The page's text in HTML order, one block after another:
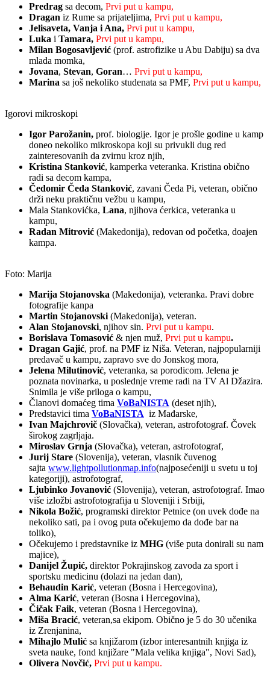
Predrag sa decom, Prvi put u kampu,
Dragan iz Rume sa prijateljima, Prvi put u kampu,
Jelisaveta, Vanja i Ana, Prvi put u kampu,
Luka i Tamara, Prvi put u kampu,
Milan Bogosavljević (prof. astrofizike u Abu Dabiju) sa dva
mlada momka,
Jovana, Stevan, Goran… Prvi put u kampu,
Marina sa još nekoliko studenata sa PMF, Prvi put u kampu,
Igorovi mikroskopi
Igor Parožanin, prof. biologije. Igor je prošle godine u kamp
doneo nekoliko mikroskopa koji su privukli dug red
zainteresovanih da zvirnu kroz njih,
Kristina Stanković, kamperka veteranka. Kristina obično
radi sa decom kampa,
Čedomir Čeda Stanković, zavani Čeda Pi, veteran, obično
drži neku praktičnu vežbu u kampu,
Mala Stankovićka, Lana, njihova ćerkica, veteranka u
kampu,
Radan Mitrović (Makedonija), redovan od početka, doajen
kampa.
Foto: Marija
Marija Stojanovska (Makedonija), veteranka. Pravi dobre
fotografije kanpa
Martin Stojanovski (Makedonija), veteran.
Alan Stojanovski, njihov sin. Prvi put u kampu.
Borislava Tomasović & njen muž, Prvi put u kampu.
Dragan Gajić, prof. na PMF iz Niša. Veteran, najpopularniji
predavač u kampu, zapravo sve do Jonskog mora,
Jelena Milutinović, veteranka, sa porodicom. Jelena je
poznata novinarka, u poslednje vreme radi na TV Al Džazira.
Snimila je više priloga o kampu,
Članovi domaćeg tima VoBaNISTA (deset njih),
Predstavici tima VoBaNISTA iz Mađarske,
Ivan Majchrovič (Slovačka), veteran, astrofotograf. Čovek
širokog zagrljaja.
Miroslav Grnja (Slovačka), veteran, astrofotograf,
Jurij Stare (Slovenija), veteran, vlasnik čuvenog
sajta www.lightpollutionmap.info(najposećeniji u svetu u toj
kategoriji), astrofotograf,
Ljubinko Jovanović (Slovenija), veteran, astrofotograf. Imao
više izložbi astrofotografija u Sloveniji i Srbiji,
Nikola Božić, programski direktor Petnice (on uvek dođe na
nekoliko sati, pa i ovog puta očekujemo da dođe bar na
toliko),
Očekujemo i predstavnike iz MHG (više puta donirali su nam
majice),
Danijel Župić, direktor Pokrajinskog zavoda za sport i
sportsku medicinu (dolazi na jedan dan),
Behaudin Karić, veteran (Bosna i Hercegovina),
Alma Karić, veteran (Bosna i Hercegovina),
Čičak Faik, veteran (Bosna i Hercegovina),
Miša Bracić, veteran,sa ekipom. Obično je 5 do 30 učenika
iz Zrenjanina,
Mihajlo Mulić sa knjižarom (izbor interesantnih knjiga iz
sveta nauke, fond knjižare "Mala velika knjiga", Novi Sad),
Olivera Novčić, Prvi put u kampu.